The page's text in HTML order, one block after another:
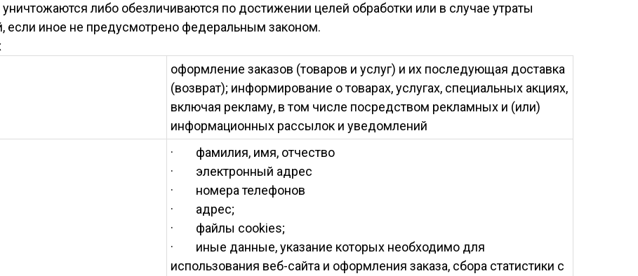
либо обезличиваются по достижении целей обработки или в случае утраты
если иное не предусмотрено федеральным законом.
оформление заказов (товаров и услуг) и их последующая доставка
(возврат); информирование о товарах, услугах, специальных акциях,
включая рекламу, в том числе посредством рекламных и (или)
информационных рассылок и уведомлений
· фамилия, имя, отчество
· электронный адрес
· номера телефонов
· адрес;
· файлы cookies;
· иные данные, указание которых необходимо для
использования веб-сайта и оформления заказа, сбора статистики с